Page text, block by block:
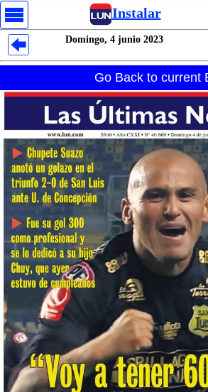
Instalar
Domingo, 4 junio 2023
Go Back to current
Despliegues Analytics
Despliegues Totales
Despliegues por Rubros